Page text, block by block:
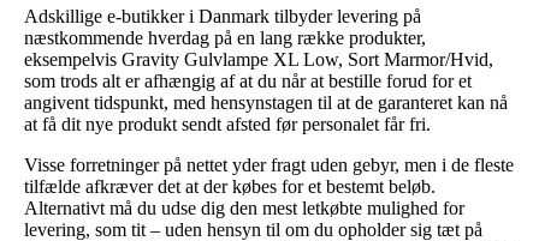
Adskillige e-butikker i Danmark tilbyder levering på
næstkommende hverdag på en lang række produkter,
eksempelvis Gravity Gulvlampe XL Low, Sort Marmor/Hvid,
som trods alt er afhængig af at du når at bestille forud for et
angivent tidspunkt, med hensynstagen til at de garanteret kan nå
at få dit nye produkt sendt afsted før personalet får fri.
Visse forretninger på nettet yder fragt uden gebyr, men i de fleste
tilfælde afkræver det at der købes for et bestemt beløb.
Alternativt må du udse dig den mest letkøbte mulighed for
levering, som tit – uden hensyn til om du opholder sig tæt på